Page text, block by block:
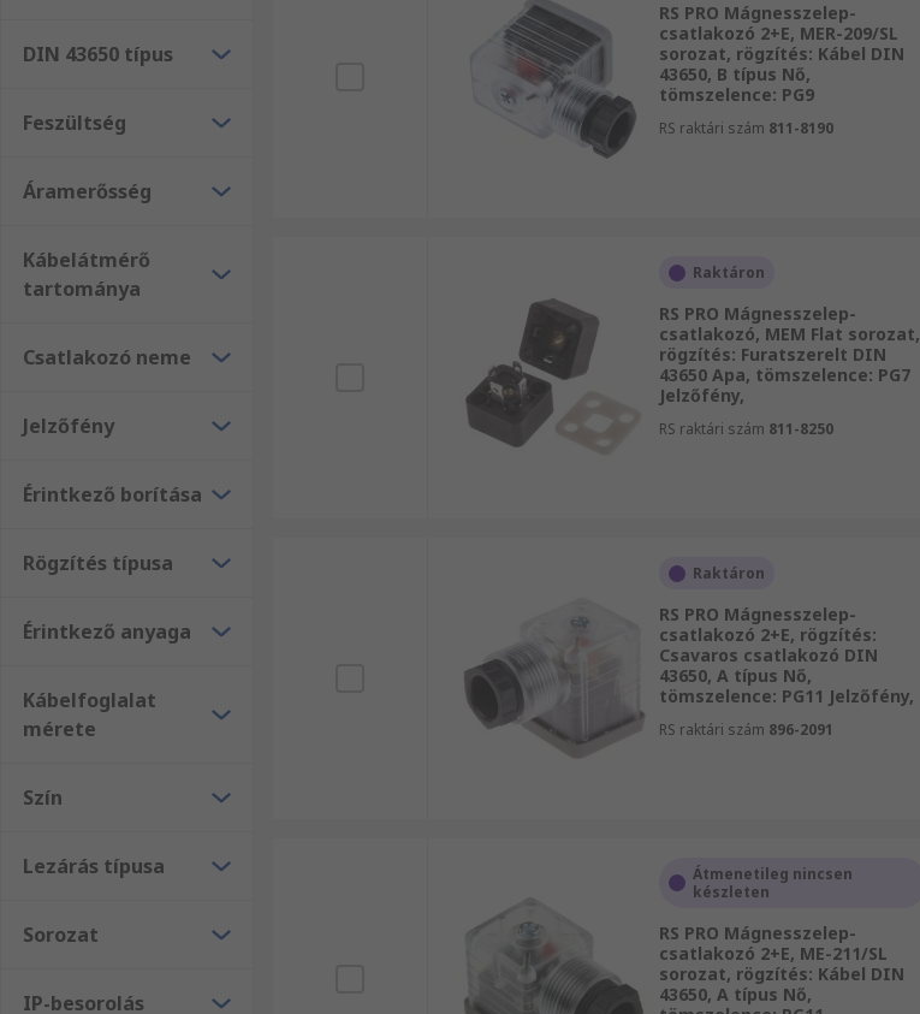
DIN 43650 típus
Feszültség
Áramerősség
Kábelátmérő
tartománya
Csatlakozó neme
Jelzőfény
Érintkező borítása
Rögzítés típusa
Érintkező anyaga
Kábelfoglalat
mérete
Szín
Lezárás típusa
Sorozat
IP-besorolás
RS PRO Mágnesszelep-
csatlakozó 2+E, MER-209/SL
sorozat, rögzítés: Kábel DIN
43650, B típus Nő,
tömszelence: PG9
RS raktári szám 811-8190
Raktáron
RS PRO Mágnesszelep-
csatlakozó, MEM Flat sorozat,
rögzítés: Furatszerelt DIN
43650 Apa, tömszelence: PG7
Jelzőfény,
RS raktári szám 811-8250
Raktáron
RS PRO Mágnesszelep-
csatlakozó 2+E, rögzítés:
Csavaros csatlakozó DIN
43650, A típus Nő,
tömszelence: PG11 Jelzőfény,
RS raktári szám 896-2091
Átmenetileg nincsen
készleten
RS PRO Mágnesszelep-
csatlakozó 2+E, ME-211/SL
sorozat, rögzítés: Kábel DIN
43650, A típus Nő,